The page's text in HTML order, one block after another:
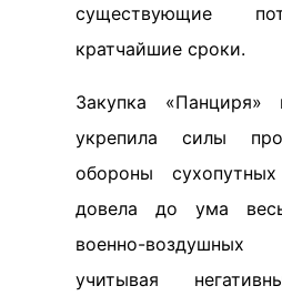
существующие
кратчайшие сроки.
Закупка
укрепила силы
обороны
довела до ума
военно-
учитывая